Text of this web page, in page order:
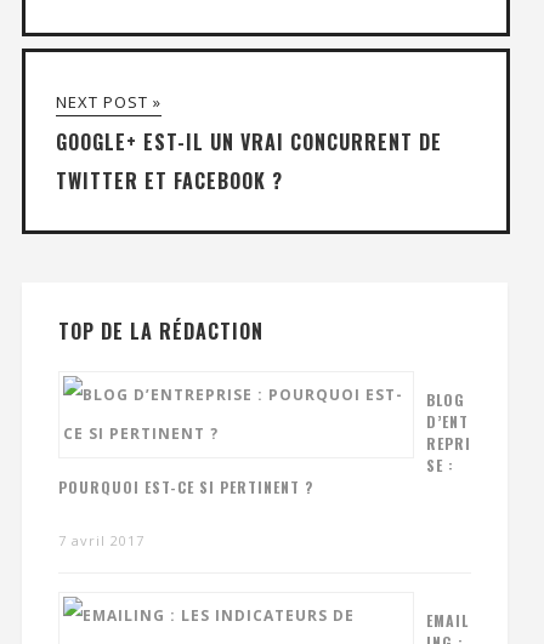
NEXT POST »
GOOGLE+ EST-IL UN VRAI CONCURRENT DE
TWITTER ET FACEBOOK ?
TOP DE LA RÉDACTION
BLOG
D’ENT
REPRI
SE :
POURQUOI EST-CE SI PERTINENT ?
7 avril 2017
EMAIL